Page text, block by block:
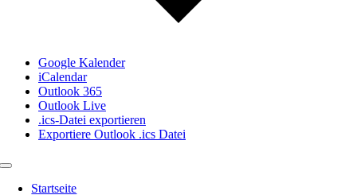
Google Kalender
iCalendar
Outlook 365
Outlook Live
.ics-Datei exportieren
Exportiere Outlook .ics Datei
Toggle
NavigationStartseite